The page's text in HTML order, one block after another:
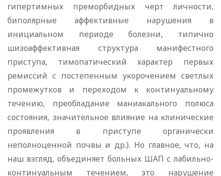
гипертимных преморбидных черт личности,
биполярные аффективные нарушения в
инициальном периоде болезни, типично
шизоаффективная структура манифестного
приступа, тимопатический характер первых
ремиссий с постепенным укорочением светлых
промежутков и переходом к континуальному
течению, преобладание маниакального полюса
состояния, значительное влияние на клинические
проявления в приступе органически
неполноценной почвы и др.). Но главное, что, на
наш взгляд, объединяет больных ШАП с лабильно-
континуальным течением, это нарушение